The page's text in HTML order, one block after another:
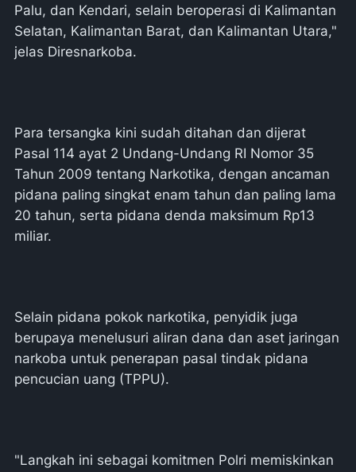
Palu, dan Kendari, selain beroperasi di Kalimantan
Selatan, Kalimantan Barat, dan Kalimantan Utara,"
jelas Diresnarkoba.
Para tersangka kini sudah ditahan dan dijerat
Pasal 114 ayat 2 Undang-Undang RI Nomor 35
Tahun 2009 tentang Narkotika, dengan ancaman
pidana paling singkat enam tahun dan paling lama
20 tahun, serta pidana denda maksimum Rp13
miliar.
Selain pidana pokok narkotika, penyidik juga
berupaya menelusuri aliran dana dan aset jaringan
narkoba untuk penerapan pasal tindak pidana
pencucian uang (TPPU).
"Langkah ini sebagai komitmen Polri memiskinkan